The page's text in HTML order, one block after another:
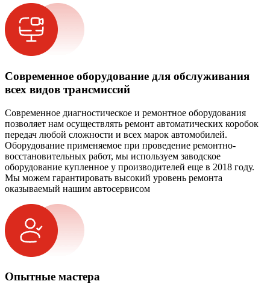
Современное оборудование для обслуживания
всех видов трансмиссий
Современное диагностическое и ремонтное оборудования
позволяет нам осуществлять ремонт автоматических коробок
передач любой сложности и всех марок автомобилей.
Оборудование применяемое при проведение ремонтно-
восстановительных работ, мы используем заводское
оборудование купленное у производителей еще в 2018 году.
Мы можем гарантировать высокий уровень ремонта
оказываемый нашим автосервисом
Опытные мастера